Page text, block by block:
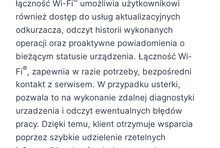
łączność Wi-Fi
umożliwia użytkownikowi
również dostęp do usług aktualizacyjnych
odkurzacza, odczyt historii wykonanych
operacji oraz proaktywne powiadomienia o
bieżącym statusie urządzenia. Łączność Wi-
Fi®, zapewnia w razie potrzeby, bezpośredni
kontakt z serwisem. W przypadku usterki,
pozwala to na wykonanie zdalnej diagnostyki
urzadzenia i odczyt ewentualnych błędów
pracy. Dzięki temu, klient otrzymuje wsparcia
poprzez szybkie udzielenie rzetelnych